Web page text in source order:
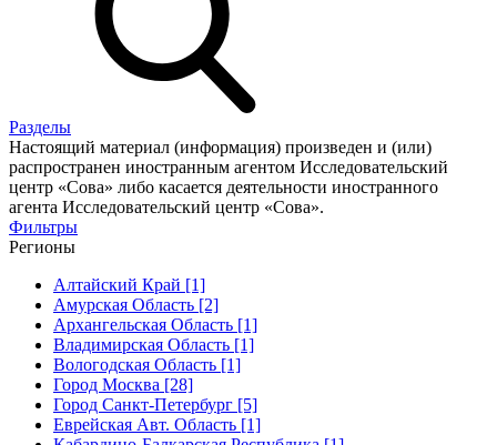
Разделы
Настоящий материал (информация) произведен и (или)
распространен иностранным агентом Исследовательский
центр «Сова» либо касается деятельности иностранного
агента Исследовательский центр «Сова».
Фильтры
Регионы
Алтайский Край [1]
Амурская Область [2]
Архангельская Область [1]
Владимирская Область [1]
Вологодская Область [1]
Город Москва [28]
Город Санкт-Петербург [5]
Еврейская Авт. Область [1]